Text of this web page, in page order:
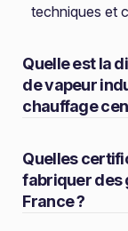
techniques et
Quelle est la
de vapeur
chauffage
Quelles
fabriquer des
France ?